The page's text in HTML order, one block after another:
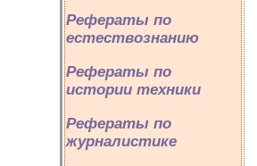
Рефераты по
естествознанию
Рефераты по
истории техники
Рефераты по
журналистике